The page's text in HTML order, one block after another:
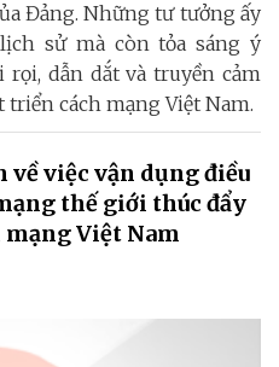
Đảng. Những tư tưởng ấy
sử mà còn tỏa sáng ý
dẫn dắt và truyền cảm
cách mạng Việt Nam.
việc vận dụng điều
thế giới thúc đẩy
Việt Nam